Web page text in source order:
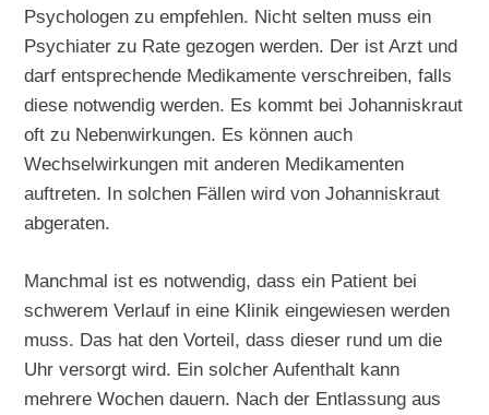
Psychologen zu empfehlen. Nicht selten muss ein
Psychiater zu Rate gezogen werden. Der ist Arzt und
darf entsprechende Medikamente verschreiben, falls
diese notwendig werden. Es kommt bei Johanniskraut
oft zu Nebenwirkungen. Es können auch
Wechselwirkungen mit anderen Medikamenten
auftreten. In solchen Fällen wird von Johanniskraut
abgeraten.
Manchmal ist es notwendig, dass ein Patient bei
schwerem Verlauf in eine Klinik eingewiesen werden
muss. Das hat den Vorteil, dass dieser rund um die
Uhr versorgt wird. Ein solcher Aufenthalt kann
mehrere Wochen dauern. Nach der Entlassung aus